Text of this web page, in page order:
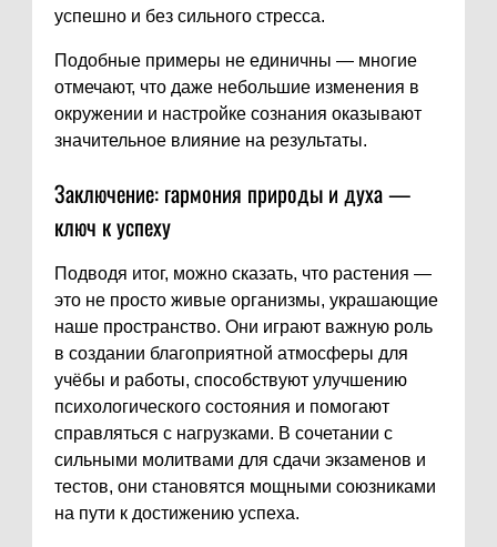
успешно и без сильного стресса.
Подобные примеры не единичны — многие
отмечают, что даже небольшие изменения в
окружении и настройке сознания оказывают
значительное влияние на результаты.
Заключение: гармония природы и духа —
ключ к успеху
Подводя итог, можно сказать, что растения —
это не просто живые организмы, украшающие
наше пространство. Они играют важную роль
в создании благоприятной атмосферы для
учёбы и работы, способствуют улучшению
психологического состояния и помогают
справляться с нагрузками. В сочетании с
сильными молитвами для сдачи экзаменов и
тестов, они становятся мощными союзниками
на пути к достижению успеха.